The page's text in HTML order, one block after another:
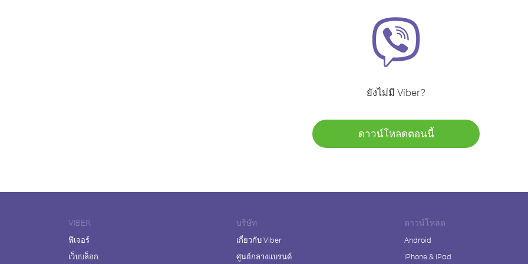
ยังไม่มี Viber?
ดาวน์โหลดตอนนี้
VIBER
ฟีเจอร์
เว็บบล็อก
บริษัท
เกี่ยวกับ Viber
ศูนย์กลางแบรนด์
ดาวน์โหลด
Android
iPhone & iPad